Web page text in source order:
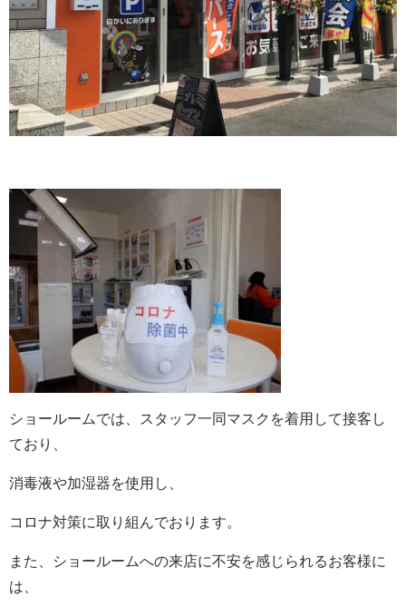
ショールームでは、スタッフ一同マスクを着用して接客し
ており、
消毒液や加湿器を使用し、
コロナ対策に取り組んでおります。
また、ショールームへの来店に不安を感じられるお客様に
は、